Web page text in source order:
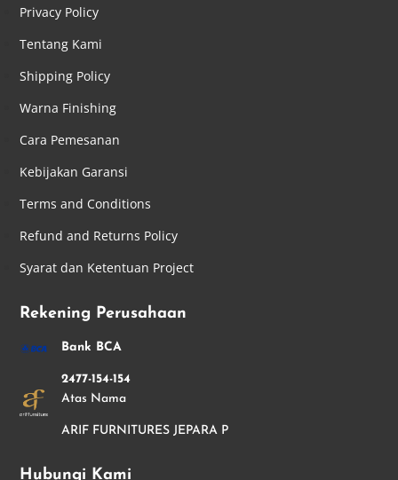
Privacy Policy
Tentang Kami
Shipping Policy
Warna Finishing
Cara Pemesanan
Kebijakan Garansi
Terms and Conditions
Refund and Returns Policy
Syarat dan Ketentuan Project
Rekening Perusahaan
Bank BCA
2477-154-154
Atas Nama
ARIF FURNITURES JEPARA P
Hubungi Kami